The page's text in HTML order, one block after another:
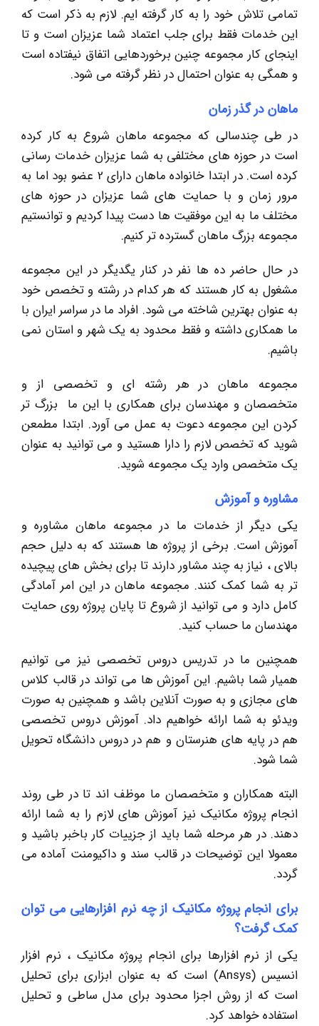
تمامی تلاش خود را به کار گرفته ایم. لازم به ذکر است که
این خدمات فقط برای جلب اعتماد شما عزیزان است و تا
اینجای کار مجموعه چنین برخوردهایی اتفاق نیفتاده است
و همگی به عنوان احتمال در نظر گرفته می شود.
ماهان در گذر زمان
در طی چندسالی که مجموعه ماهان شروع به کار کرده
است در حوزه های مختلفی به شما عزیزان خدمات رسانی
کرده است. در ابتدا خانواده ماهان دارای 2 عضو بود اما به
مرور زمان و با حمایت های شما عزیزان در حوزه های
مختلف ما به این موفقیت ها دست پیدا کردیم و توانستیم
مجموعه بزرگ ماهان گسترده تر کنیم.
در حال حاضر ده ها نفر در کنار یگدیگر در این مجموعه
مشغول به کار هستند که هر کدام در رشته و تخصص خود
به عنوان بهترین شاخته می شود. افراد ما در سراسر ایران با
ما همکاری داشته و فقط محدود به یک شهر و استان نمی
باشیم.
مجموعه ماهان در هر رشته ای و تخصصی از و
متخصصان و مهندسان برای همکاری با این ما بزرگ تر
کردن این مجموعه دعوت به عمل می آورد. ابتدا مطمعن
شوید که تخصص لازم را دارا هستید و می توانید به عنوان
یک متخصص وارد یک مجموعه شوید.
مشاوره و آموزش
یکی دیگر از خدمات ما در مجموعه ماهان مشاوره و
آموزش است. برخی از پروژه ها هستند که به دلیل حجم
بالای ، نیاز به چند مشاور دارند تا برای بخش های پیچیده
تر به شما کمک کنند. مجموعه ماهان در این امر آمادگی
کامل دارد و می توانید از شروع تا پایان پروژه روی حمایت
مهندسان ما حساب کنید.
همچنین ما در تدریس دروس تخصصی نیز می توانیم
همیار شما باشیم. این آموزش ها می تواند در قالب کلاس
های مجازی و به صورت آنلاین باشد و همچنین به صورت
ویدئو به شما ارائه خواهیم داد. آموزش دروس تخصصی
هم در پایه های هنرستان و هم در دروس دانشگاه تحویل
شما شود.
البته همکاران و متخصصان ما موظف اند تا در طی روند
انجام پروژه مکانیک نیز آموزش های لازم را به شما ارائه
دهند. در هر مرحله شما باید از جزییات کار باخبر باشید و
معمولا این توضیحات در قالب سند و داکیومنت آماده می
گردد.
برای انجام پروژه مکانیک از چه نرم افزارهایی می توان
کمک گرفت؟
یکی از نرم افزارها برای انجام پروژه مکانیک ، نرم افزار
انسیس (Ansys) است که به عنوان ابزاری برای تحلیل
است که از روش اجزا محدود برای مدل ساطی و تحلیل
استفاده خواهد کرد.